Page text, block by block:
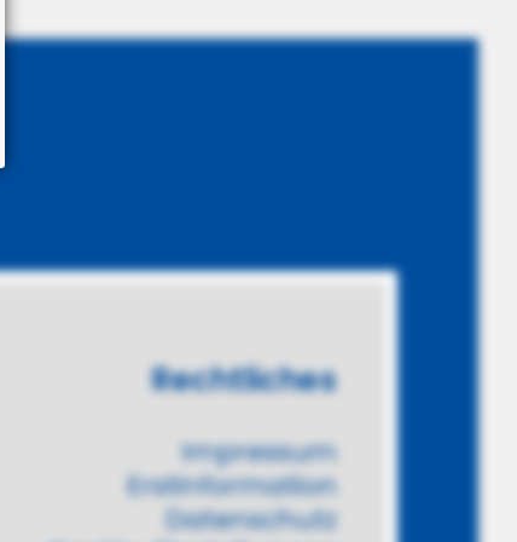
Rechtliches
Impressum
Erstinformation
Datenschutz